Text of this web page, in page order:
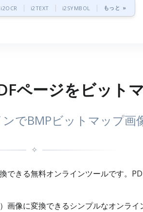
i2OCR i2TEXT i2SYMBOL もっと »
ページをビット
でBMPビットマップ画
✧
きる無料オンラインツールです。
画像に変換できるシンプルなオンラ